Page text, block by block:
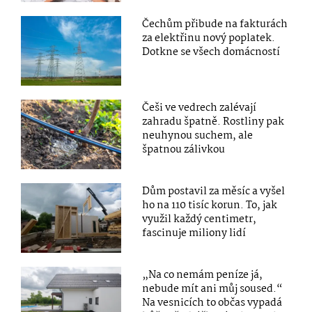
Čechům přibude na fakturách
za elektřinu nový poplatek.
Dotkne se všech domácností
Češi ve vedrech zalévají
zahradu špatně. Rostliny pak
neuhynou suchem, ale
špatnou zálivkou
Dům postavil za měsíc a vyšel
ho na 110 tisíc korun. To, jak
využil každý centimetr,
fascinuje miliony lidí
„Na co nemám peníze já,
nebude mít ani můj soused.“
Na vesnicích to občas vypadá